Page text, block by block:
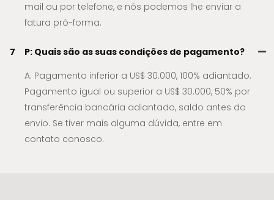
mail ou por telefone, e nós podemos lhe enviar a
fatura pró-forma.
7
P: Quais são as suas condições de pagamento?
A: Pagamento inferior a US$ 30.000, 100% adiantado.
Pagamento igual ou superior a US$ 30.000, 50% por
transferência bancária adiantado, saldo antes do
envio. Se tiver mais alguma dúvida, entre em
contato conosco.